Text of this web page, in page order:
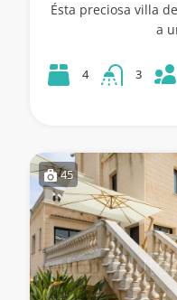
Ésta preciosa villa
a
4 3
45